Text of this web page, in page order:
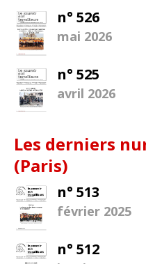
n° 526
mai 2026
n° 525
avril 2026
Les derniers
(Paris)
n° 513
février 2025
n° 512